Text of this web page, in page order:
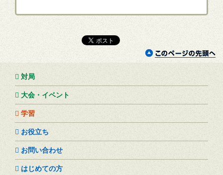
対局
大会・イベント
学習
お役立ち
お問い合わせ
はじめての方